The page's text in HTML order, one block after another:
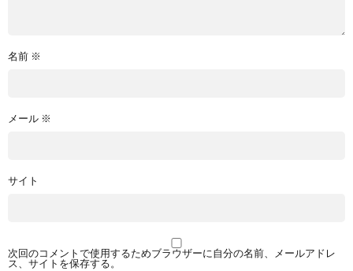
名前 ※
メール ※
サイト
次回のコメントで使用するためブラウザーに自分の名前、メールアドレ
ス、サイトを保存する。